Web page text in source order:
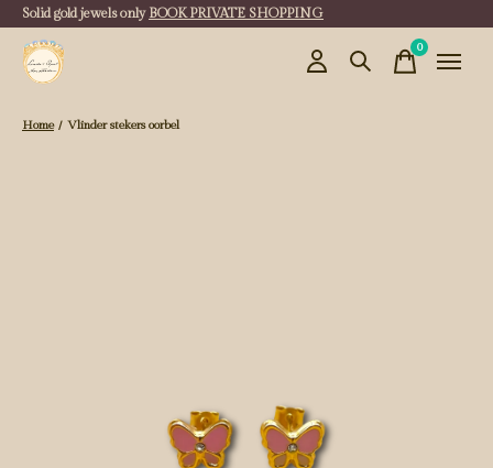
Solid gold jewels only BOOK PRIVATE SHOPPING
0items
Home / Vlinder stekers oorbel